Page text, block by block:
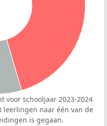
voor schooljaar 2023-2024
leerlingen naar één van de
is gegaan.